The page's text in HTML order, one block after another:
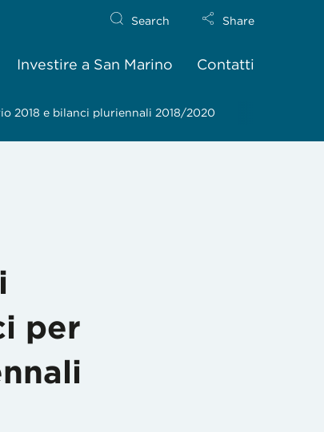
Investire a San Marino Contatti
Search Share
2018 e bilanci pluriennali 2018/2020
per